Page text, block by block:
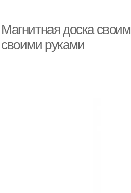
Магнитная доска
своими руками